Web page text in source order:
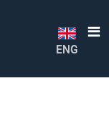
ENG